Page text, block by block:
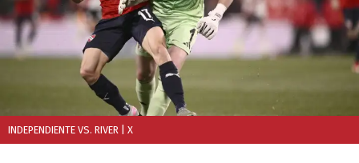
INDEPENDIENTE VS. RIVER | X